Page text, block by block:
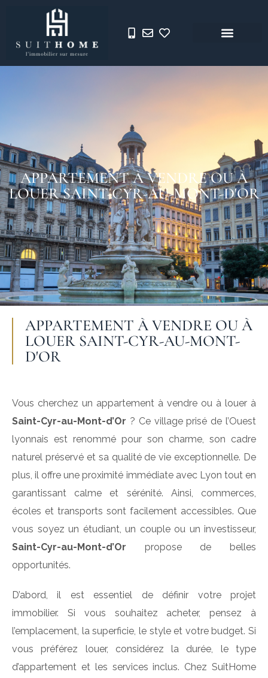
APPARTEMENT À VENDRE OU À
LOUER SAINT-CYR-AU-MONT-D'OR
APPARTEMENT À VENDRE OU À
LOUER SAINT-CYR-AU-MONT-
D'OR
Vous cherchez un appartement à vendre ou à louer à
Saint-Cyr-au-Mont-d’Or ? Ce village prisé de l’Ouest
lyonnais est renommé pour son charme, son cadre
naturel préservé et sa qualité de vie exceptionnelle. De
plus, il offre une proximité immédiate avec Lyon tout en
garantissant calme et sérénité. Ainsi, commerces,
écoles et transports sont facilement accessibles. Que
vous soyez un étudiant, un couple ou un investisseur,
Saint-Cyr-au-Mont-d’Or propose de belles
opportunités.
D’abord, il est essentiel de définir votre projet
immobilier. Si vous souhaitez acheter, pensez à
l’emplacement, la superficie, le style et votre budget. Si
vous préférez louer, considérez la durée, le type
d’appartement et les services inclus. Chez SuitHome